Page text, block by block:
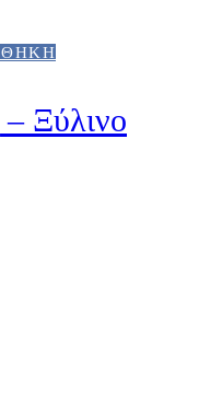
Ξύλινο